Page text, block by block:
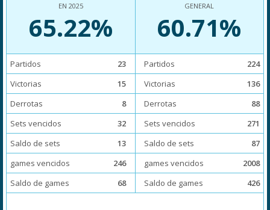
EN 2025
65.22%
Partidos
23
Victorias
15
Derrotas
8
Sets vencidos
32
Saldo de sets
13
games vencidos
246
Saldo de games
68
GENERAL
60.71%
Partidos
224
Victorias
136
Derrotas
88
Sets vencidos
271
Saldo de sets
87
games vencidos
2008
Saldo de games
426